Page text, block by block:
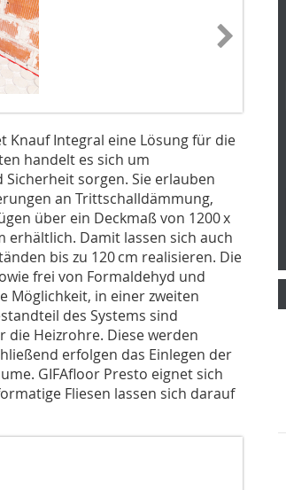
Knauf Integral eine Lösung für die
handelt es sich um
sorgen. Sie erlauben
an Trittschalldämmung,
über ein Deckmaß von 1200 x
erhältlich. Damit lassen sich auch
bis zu 120 cm realisieren. Die
frei von Formaldehyd und
Möglichkeit, in einer zweiten
des Systems sind
Heizrohre. Diese werden
erfolgen das Einlegen der
GIFAfloor Presto eignet sich
Fliesen lassen sich darauf